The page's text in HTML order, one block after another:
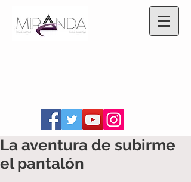
La aventura de subirme
el pantalón